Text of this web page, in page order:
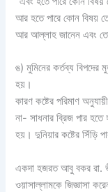
আর হতে পারে কোন বিষয়
আর আল্লাহ জানেন এবং
ঙ) মুমিনের কর্তব্য বিপদের
হয়।
কারণ কষ্টের পরিমাণ
না- সাধনার ব্রিজ পার
হয়। দুনিয়ার কষ্টের সিঁড়ি
একদা হজরত আবু বকর রা.
ওয়াসাল্লামকে জিজ্ঞাসা